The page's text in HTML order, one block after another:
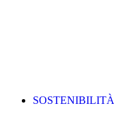
SOSTENIBILITÀ